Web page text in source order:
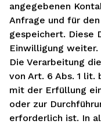
angegebenen
Anfrage und für
gespeichert. Diese
Einwilligung weiter.
Die Verarbeitung
von Art. 6 Abs. 1 lit.
mit der Erfüllung
oder zur
erforderlich ist. In